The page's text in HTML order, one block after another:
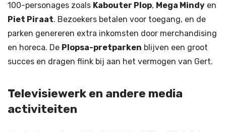
100-personages zoals Kabouter Plop, Mega Mindy en
Piet Piraat. Bezoekers betalen voor toegang, en de
parken genereren extra inkomsten door merchandising
en horeca. De Plopsa-pretparken blijven een groot
succes en dragen flink bij aan het vermogen van Gert.
Televisiewerk en andere media
activiteiten